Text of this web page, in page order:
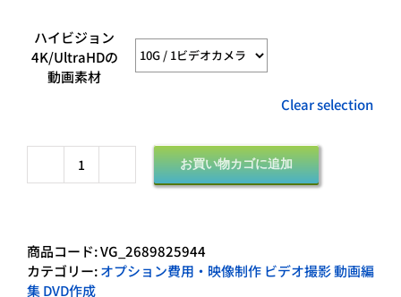
–
¥50,000
ハイビジョン
4K/UltraHDの
動画素材
Clear selection
商
906：
ハ
イ
お買い物カゴに追加
商品コード:VG_2689825944
カテゴリー:オプション費用・映像制作 ビデオ撮影 動画編
集 DVD作成